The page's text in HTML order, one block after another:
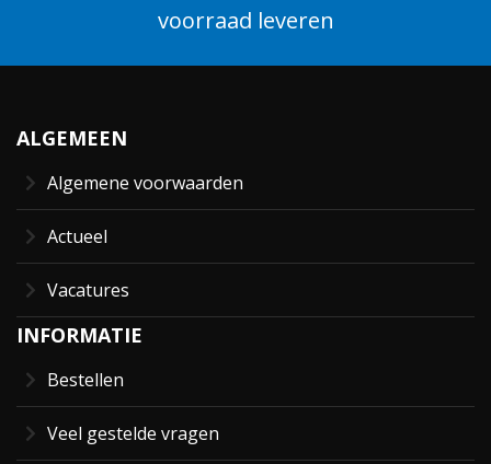
voorraad leveren
ALGEMEEN
Algemene voorwaarden
Actueel
Vacatures
INFORMATIE
Bestellen
Veel gestelde vragen